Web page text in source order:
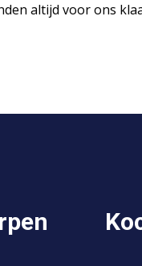
altijd voor ons